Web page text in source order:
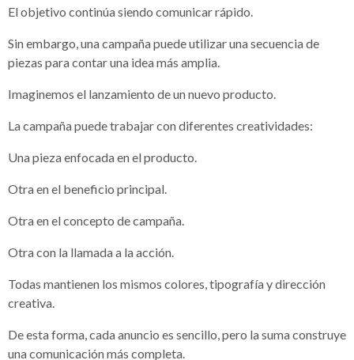
El objetivo continúa siendo comunicar rápido.
Sin embargo, una campaña puede utilizar una secuencia de
piezas para contar una idea más amplia.
Imaginemos el lanzamiento de un nuevo producto.
La campaña puede trabajar con diferentes creatividades:
Una pieza enfocada en el producto.
Otra en el beneficio principal.
Otra en el concepto de campaña.
Otra con la llamada a la acción.
Todas mantienen los mismos colores, tipografía y dirección
creativa.
De esta forma, cada anuncio es sencillo, pero la suma construye
una comunicación más completa.